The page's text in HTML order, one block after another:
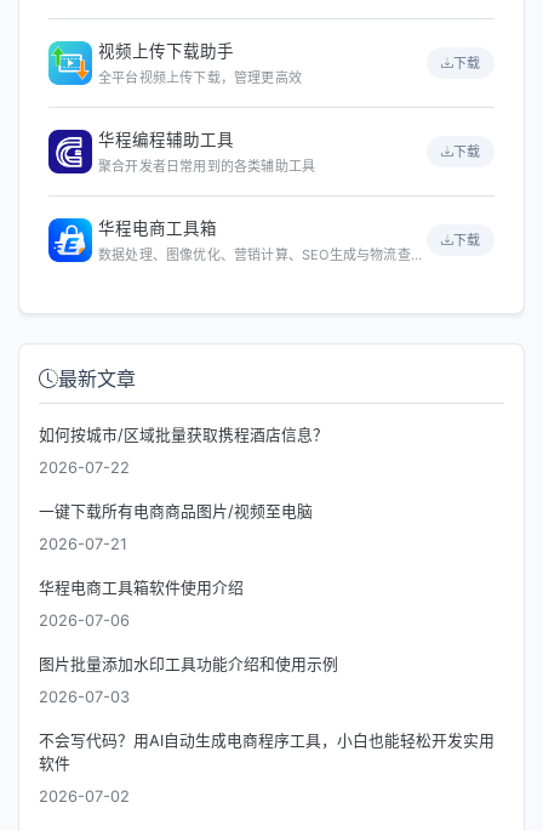
视频上传下载助手
全平台视频上传下载，管理更高效
下载
华程编程辅助工具
聚合开发者日常用到的各类辅助工具
下载
华程电商工具箱
数据处理、图像优化、营销计算、SEO生成与物流查询等
下载
最新文章
如何按城市/区域批量获取携程酒店信息？
2026-07-22
一键下载所有电商商品图片/视频至电脑
2026-07-21
华程电商工具箱软件使用介绍
2026-07-06
图片批量添加水印工具功能介绍和使用示例
2026-07-03
不会写代码？用AI自动生成电商程序工具，小白也能轻松开发实用
软件
2026-07-02